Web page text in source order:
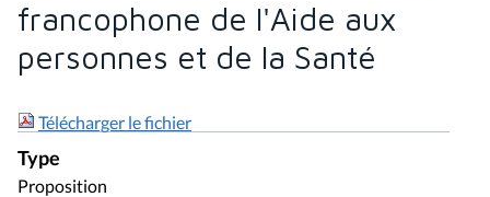
francophone de l'Aide aux
personnes et de la Santé
Télécharger le fichier
Type
Proposition